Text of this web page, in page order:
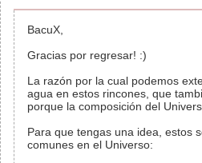
BacuX,
Gracias por regresar! :)
La razón por la cual podemos
agua en estos rincones, que
porque la composición del
Para que tengas una idea, estos
comunes en el Universo: